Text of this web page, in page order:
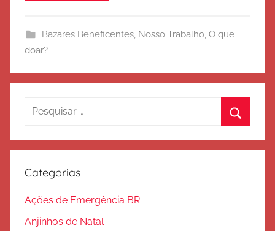
t
e
v
Bazares Beneficentes, Nosso Trabalho, O que
doar?
Pesquisar
Categorias
Ações de Emergência BR
Anjinhos de Natal